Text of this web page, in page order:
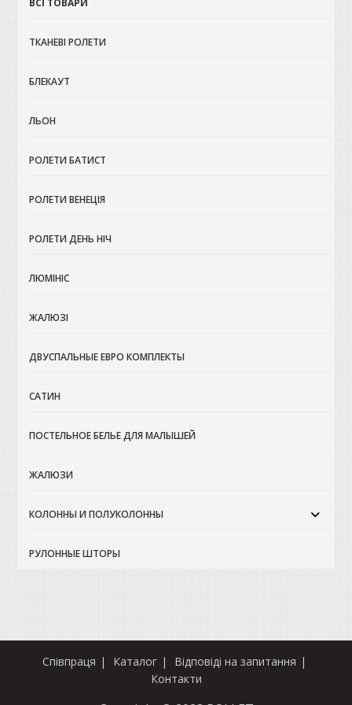
ВСІ ТОВАРИ
ТКАНЕВІ РОЛЕТИ
БЛЕКАУТ
ЛЬОН
РОЛЕТИ БАТИСТ
РОЛЕТИ ВЕНЕЦІЯ
РОЛЕТИ ДЕНЬ НІЧ
ЛЮМІНІС
ЖАЛЮЗІ
ДВУСПАЛЬНЫЕ ЕВРО КОМПЛЕКТЫ
САТИН
ПОСТЕЛЬНОЕ БЕЛЬЕ ДЛЯ МАЛЫШЕЙ
ЖАЛЮЗИ
КОЛОННЫ И ПОЛУКОЛОННЫ
РУЛОННЫЕ ШТОРЫ
Співпраця Каталог
Відповіді на запитання
Контакти